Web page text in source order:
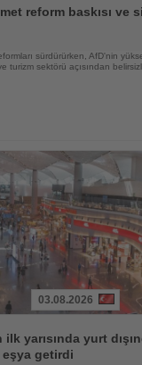
reform baskısı ve
sürdürürken, AfD'nin
turizm sektörü açısından
03.08.2026
ilk yarısında yurt
getirdi